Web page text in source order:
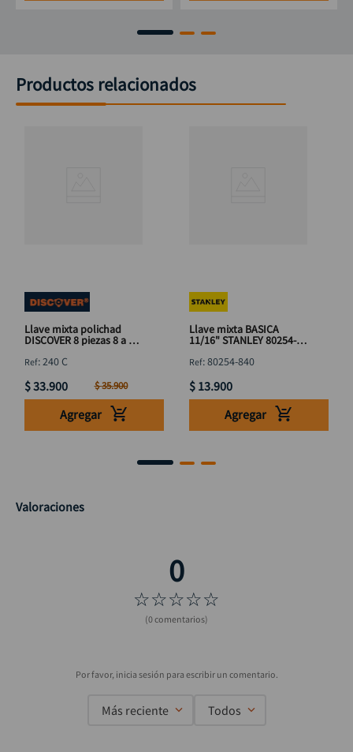
Productos relacionados
Llave mixta polichad
DISCOVER 8 piezas 8 a 19
:240 C
$33.900 $35.900
Agregar
Llave mixta BASICA
11/16" STANLEY 80254-
:80254-840
$ 13.900
Agregar
Valoraciones
☆☆☆☆☆
(0 comentarios)
Más reciente Todos